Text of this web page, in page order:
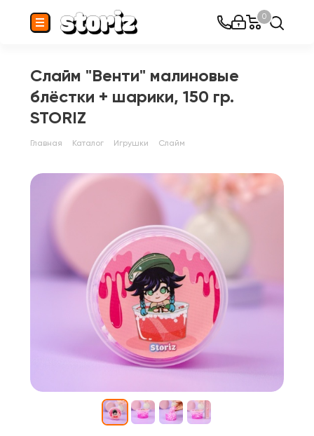
0
Слайм "Венти" малиновые
блёстки + шарики, 150 гр.
STORIZ
Главная Каталог Игрушки Слайм